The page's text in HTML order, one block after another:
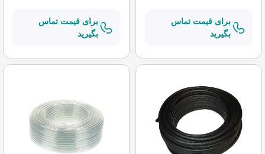
برای قیمت تماس
بگیرید
برای قیمت تماس
بگیرید